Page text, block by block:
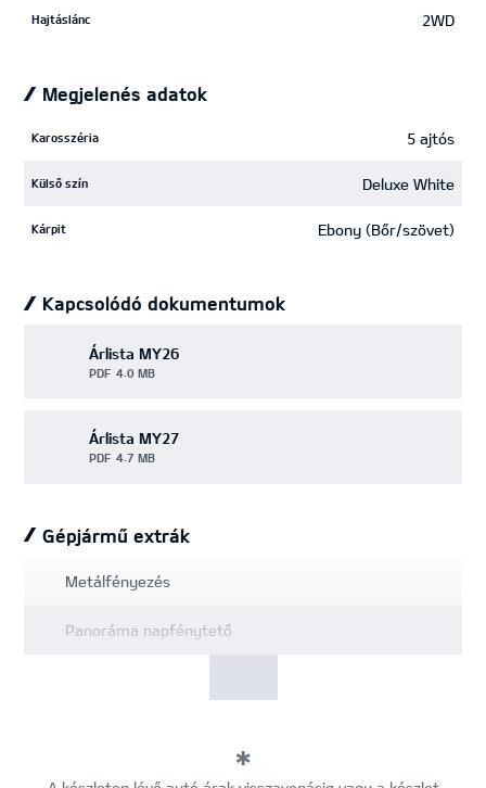
Hajtáslánc 2WD
Megjelenés adatok
Karosszéria 5 ajtós
Külső szín Deluxe White
Kárpit Ebony (Bőr/szövet)
Kapcsolódó dokumentumok
Árlista MY26
PDF 4.0 MB
Árlista MY27
PDF 4.7 MB
Gépjármű extrák
Metálfényezés
Panoráma napfénytető